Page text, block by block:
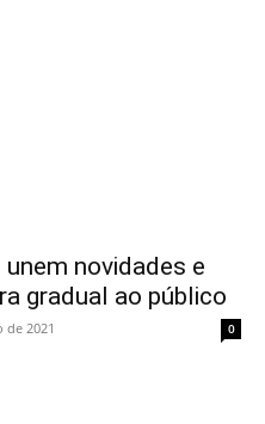
novidades e
gradual ao público
de 2021 0